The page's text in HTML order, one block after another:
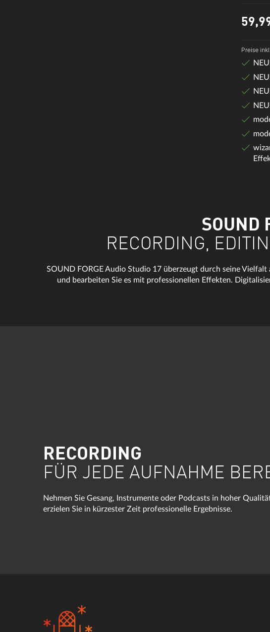
59,
Preise
SOUND
RECORDING,
SOUND FORGE Audio Studio 17 überzeugt durch seine
und bearbeiten Sie es mit professionellen Effekten.
RECORDING
FÜR JEDE AUFNAHME
Nehmen Sie Gesang, Instrumente oder Podcasts in hoher
erzielen Sie in kürzester Zeit professionelle Ergebnisse.